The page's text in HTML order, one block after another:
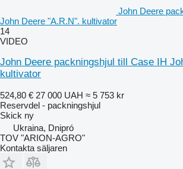
John Deere
John Deere "A.R.N". kultivator
14
VIDEO
John Deere packningshjul till Case IH
kultivator
524,80 € 27 000 UAH ≈ 5 753 kr
Reservdel - packningshjul
Skick ny
Ukraina, Dnipró
TOV "ARION-AGRO"
Kontakta säljaren